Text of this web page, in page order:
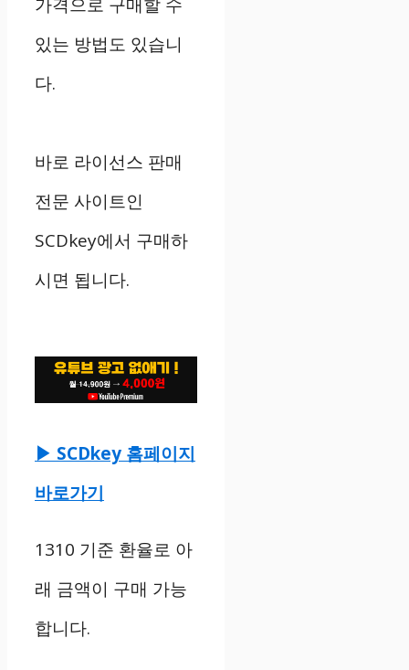
가격으로 구매할 수
있는 방법도 있습니
다.
바로 라이선스 판매
전문 사이트인
SCDkey에서 구매하
시면 됩니다.
▶ SCDkey 홈페이지
바로가기
1310 기준 환율로 아
래 금액이 구매 가능
합니다.